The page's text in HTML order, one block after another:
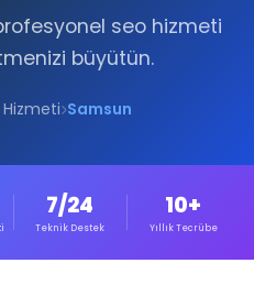
seo hizmeti
büyütün.
Hizmeti Samsun
7/24
Teknik Destek
10+
Yıllık Tecrübe